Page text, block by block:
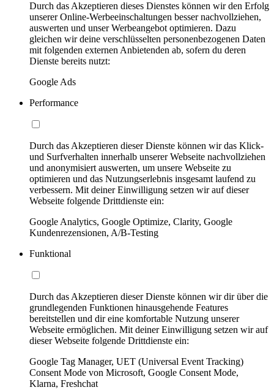
Durch das Akzeptieren dieses Dienstes können wir den Erfolg
unserer Online-Werbeeinschaltungen besser nachvollziehen,
auswerten und unser Werbeangebot optimieren. Dazu
gleichen wir deine verschlüsselten personenbezogenen Daten
mit folgenden externen Anbietenden ab, sofern du deren
Dienste bereits nutzt:
Google Ads
Performance
Durch das Akzeptieren dieser Dienste können wir das Klick-
und Surfverhalten innerhalb unserer Webseite nachvollziehen
und anonymisiert auswerten, um unsere Webseite zu
optimieren und das Nutzungserlebnis insgesamt laufend zu
verbessern. Mit deiner Einwilligung setzen wir auf dieser
Webseite folgende Drittdienste ein:
Google Analytics, Google Optimize, Clarity, Google
Kundenrezensionen, A/B-Testing
Funktional
Durch das Akzeptieren dieser Dienste können wir dir über die
grundlegenden Funktionen hinausgehende Features
bereitstellen und dir eine komfortable Nutzung unserer
Webseite ermöglichen. Mit deiner Einwilligung setzen wir auf
dieser Webseite folgende Drittdienste ein:
Google Tag Manager, UET (Universal Event Tracking)
Consent Mode von Microsoft, Google Consent Mode,
Klarna, Freshchat